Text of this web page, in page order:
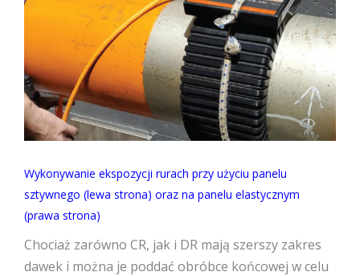
Wykonywanie ekspozycji rurach przy użyciu panelu
sztywnego (lewa strona) oraz na panelu elastycznym
(prawa strona)
Chociaż zarówno CR, jak i DR mają szerszy zakres
dawek i można je poddać obróbce końcowej w celu